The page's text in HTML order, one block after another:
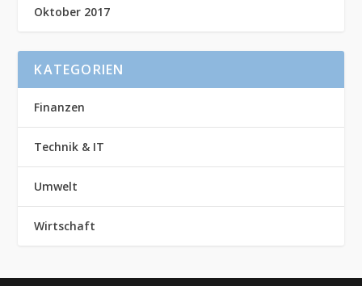
Oktober 2017
KATEGORIEN
Finanzen
Technik & IT
Umwelt
Wirtschaft